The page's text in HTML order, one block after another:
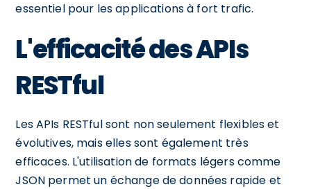
essentiel pour les applications à fort trafic.
L'efficacité des APIs
RESTful
Les APIs RESTful sont non seulement flexibles et
évolutives, mais elles sont également très
efficaces. L'utilisation de formats légers comme
JSON permet un échange de données rapide et